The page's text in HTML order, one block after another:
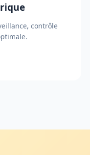
contrôle